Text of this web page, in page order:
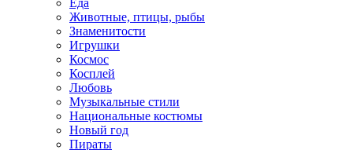
Еда
Животные, птицы, рыбы
Знаменитости
Игрушки
Космос
Косплей
Любовь
Музыкальные стили
Национальные костюмы
Новый год
Пираты